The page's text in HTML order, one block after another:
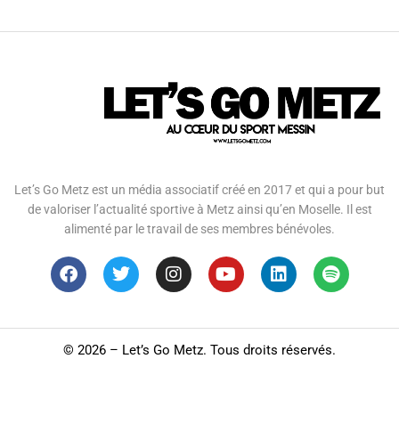
Let’s Go Metz est un média associatif créé en 2017 et qui a pour but
de valoriser l’actualité sportive à Metz ainsi qu’en Moselle. Il est
alimenté par le travail de ses membres bénévoles.
© 2026 – Let’s Go Metz. Tous droits réservés.